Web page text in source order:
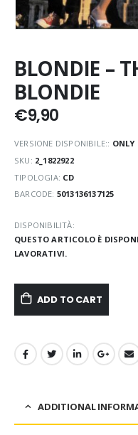
BLONDIE –
BLONDIE
€9,90
VERSIONE DISPONIBILE:: ONLY
SKU: 2_1822922
TIPOLOGIA: CD
BARCODE: 5013136137125
DISPONIBILITÀ:
QUESTO ARTICOLO È
LAVORATIVI.
ADD TO CART
ADDITIONAL